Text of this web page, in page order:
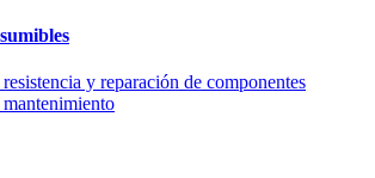
y reparación de componentes